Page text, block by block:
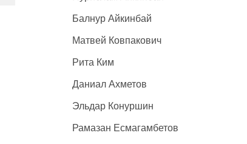
Балнур Айкинбай
Матвей Ковпакович
Рита Ким
Даниал Ахметов
Эльдар Конуршин
Рамазан Есмагамбетов